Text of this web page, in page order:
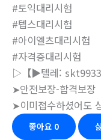
#토익대리시험
#텝스대리시험
#아이엘츠대리시험
#자격증대리시험
▷【▶텔레: skt9933
➤안전보장-합격보장
➤이미접수하셨어도
좋아요 0